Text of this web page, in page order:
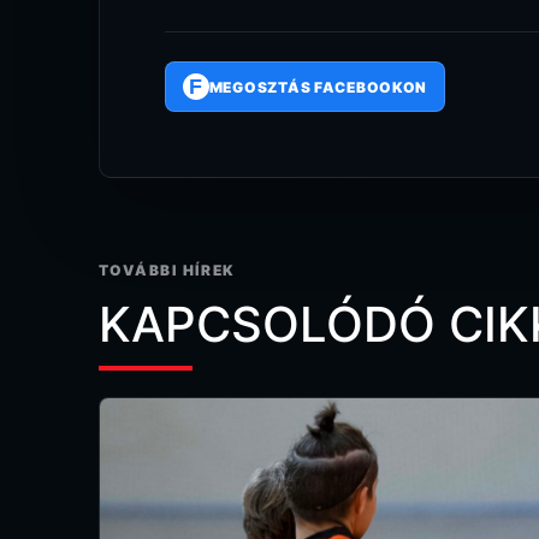
F MEGOSZTÁS FACEBOOKON
TOVÁBBI HÍREK
KAPCSOLÓDÓ